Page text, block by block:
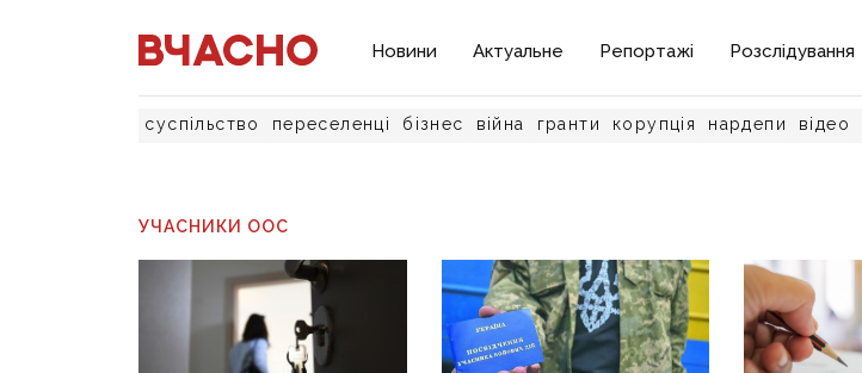
Новини Актуальне Репортажі Розслідування
суспільство переселенці бізнес війна гранти корупція нардепи відео
УЧАСНИКИ ООС